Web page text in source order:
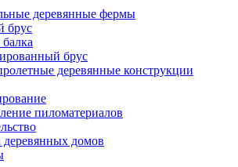
деревянные фермы
брус
брус
деревянные конструкции
пиломатериалов
деревянных домов